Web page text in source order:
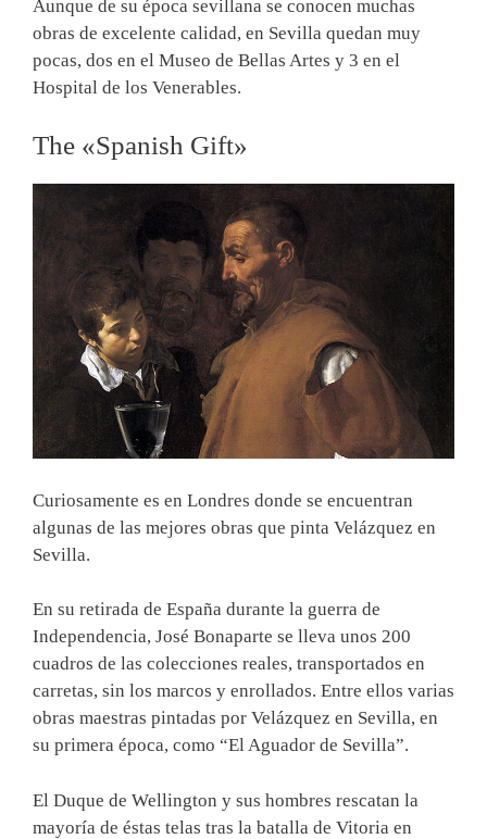
Aunque de su época sevillana se conocen muchas
obras de excelente calidad, en Sevilla quedan muy
pocas, dos en el Museo de Bellas Artes y 3 en el
Hospital de los Venerables.
The «Spanish Gift»
Curiosamente es en Londres donde se encuentran
algunas de las mejores obras que pinta Velázquez en
Sevilla.
En su retirada de España durante la guerra de
Independencia, José Bonaparte se lleva unos 200
cuadros de las colecciones reales, transportados en
carretas, sin los marcos y enrollados. Entre ellos varias
obras maestras pintadas por Velázquez en Sevilla, en
su primera época, como “El Aguador de Sevilla”.
El Duque de Wellington y sus hombres rescatan la
mayoría de éstas telas tras la batalla de Vitoria en